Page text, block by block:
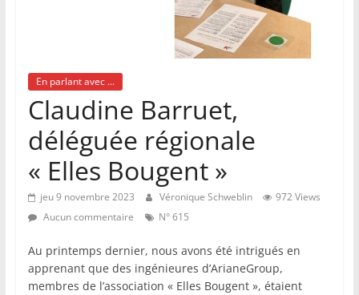
En parlant avec ...
Claudine Barruet,
déléguée régionale
« Elles Bougent »
jeu 9 novembre 2023 Véronique Schweblin
972 Views
Aucun commentaire
N° 615
Au printemps dernier, nous avons été intrigués en
apprenant que des ingénieures d’ArianeGroup,
membres de l’association « Elles Bougent », étaient